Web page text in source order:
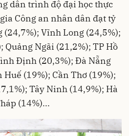
dân trình độ đại học thực
Công an nhân dân đạt tỷ
(24,7%); Vĩnh Long (24,5%);
Quảng Ngãi (21,2%); TP Hồ
Định (20,3%); Đà Nẵng
(19%); Cần Thơ (19%);
Tây Ninh (14,9%); Hà
(14%)...